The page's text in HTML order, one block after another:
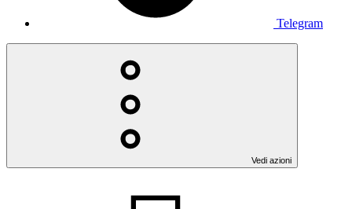
Telegram
Vedi azioni